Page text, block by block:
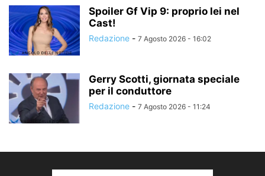
Spoiler Gf Vip 9: proprio lei nel
Cast!
Redazione - 7 Agosto 2026 - 16:02
Gerry Scotti, giornata speciale
per il conduttore
Redazione - 7 Agosto 2026 - 11:24